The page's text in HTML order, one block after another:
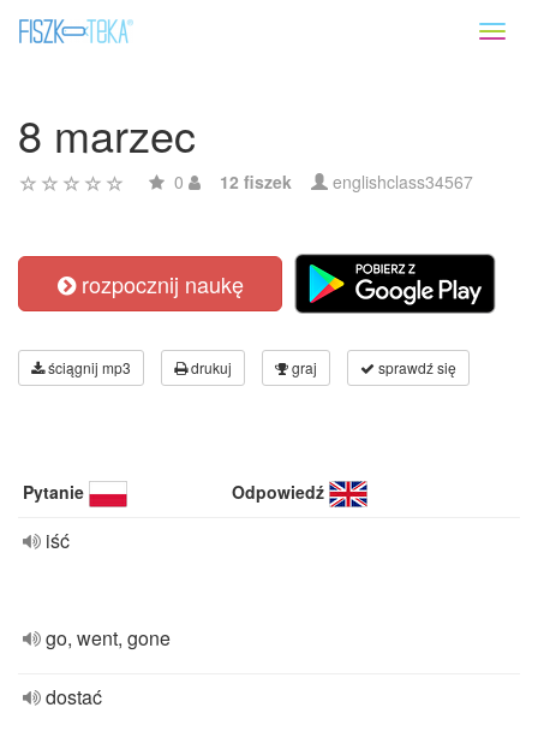
8 marzec
0 12 fiszek englishclass34567
rozpocznij naukę
ściągnij mp3 drukuj graj sprawdź się
Pytanie Odpowiedź
iść
go, went, gone
dostać